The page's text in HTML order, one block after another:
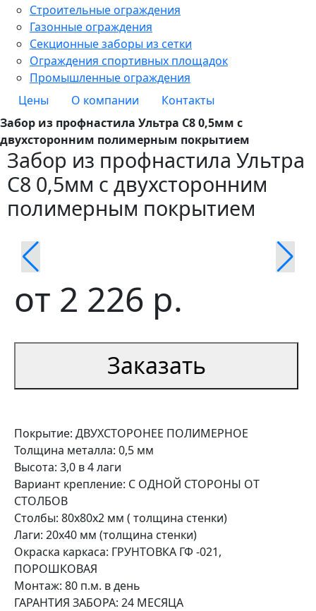
Строительные ограждения
Газонные ограждения
Секционные заборы из сетки
Ограждения спортивных площадок
Промышленные ограждения
Цены
О компании
Контакты
Забор из профнастила Ультра С8 0,5мм с
двухсторонним полимерным покрытием
Забор из профнастила Ультра
С8 0,5мм с двухсторонним
полимерным покрытием
от 2 226 р.
Заказать
Покрытие: ДВУХСТОРОНЕЕ ПОЛИМЕРНОЕ
Толщина металла: 0,5 мм
Высота: 3,0 в 4 лаги
Вариант крепление: С ОДНОЙ СТОРОНЫ ОТ
СТОЛБОВ
Столбы: 80х80х2 мм ( толщина стенки)
Лаги: 20х40 мм (толщина стенки)
Окраска каркаса: ГРУНТОВКА ГФ -021,
ПОРОШКОВАЯ
Монтаж: 80 п.м. в день
ГАРАНТИЯ ЗАБОРА: 24 МЕСЯЦА